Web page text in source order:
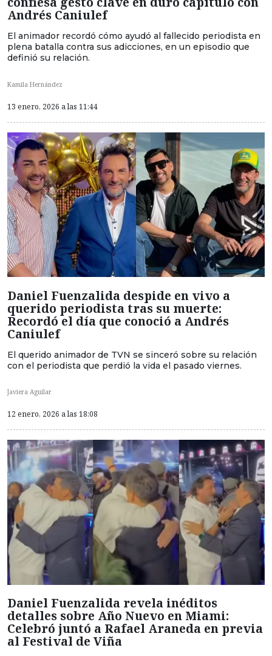
Andrés Caniulef
El animador recordó cómo ayudó al fallecido periodista en
plena batalla contra sus adicciones, en un episodio que
definió su relación.
Kamila Hernández
13 enero, 2026 a las 11:44
Daniel Fuenzalida despide en vivo a
querido periodista tras su muerte:
Recordó el día que conoció a Andrés
Caniulef
El querido animador de TVN se sinceró sobre su relación
con el periodista que perdió la vida el pasado viernes.
Javiera Aguilar
12 enero, 2026 a las 18:08
Daniel Fuenzalida revela inéditos
detalles sobre Año Nuevo en Miami:
Celebró juntó a Rafael Araneda en previa
al Festival de Viña